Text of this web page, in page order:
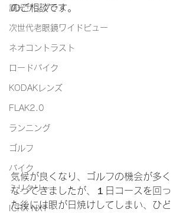
調光サングラス
次世代老眼鏡ワイドビュー
ネオコントラスト
ロードバイク
KODAKレンズ
FLAK2.0
ランニング
ゴルフ
バイク
ミリタリー
ICRX NXT
のご相談です。
気候が良くなり、ゴルフの機会が多く
なってきましたが、１日コースを回っ
た後には眼が日焼けしてしまい、ひど